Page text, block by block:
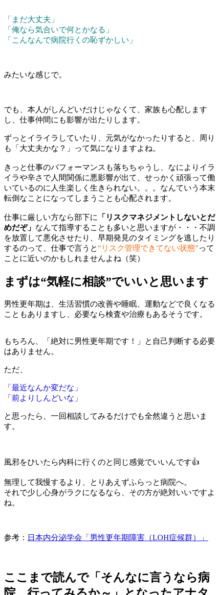
「まだ大丈夫」
「俺なら気合いで何とかなる」
「こんなんで病院行くの恥ずかしい」
みたいな感じで。
でも、本人がしんどいだけじゃなくて、家族も心配します
し、仕事仲間にも影響が出たりします。
ずっとイライラしていたり、元気がなかったりすると、周り
も「大丈夫かな？」って気になりますよね。
きっと仕事のパフォーマンスも落ちちゃうし、なによりイラ
イラや辛さで人間関係に悪影響が出て、せっかく頑張って働
いているのに人生楽しく生きられない。。。なんていう本末
転倒なことになってしまうことも心配されます。
仕事に厳しい方なら部下に
「リスクマネジメントしないとだ
めだぞ」 なんて指導することも多いと思いますが・・・不調
を放置して悪化させたり、早期発見のタイミングを逃したり
するのって、仕事で言うと“リスク管理できてない状態”って
ことに近いのかもしれませんよね（笑）
まずは“気軽に相談”でいいと思います
男性更年期は、生活習慣の改善や睡眠、運動などで良くなる
こともありますし、必要なら検査や治療もあるそうです。
もちろん、「絶対に男性更年期です！」と自己判断する必要
はありません。
ただ、
「最近なんか変だな」
「前よりしんどいな」
と思ったら、一回相談してみるだけでも全然違うと思いま
す。
風邪をひいたら内科に行くのと同じ感覚でいいんです👍
無理して我慢するより、とりあえずふらっと病院へ。
それで少し心身がラクになるなら、その方が絶対いいですよ
ね。
参考： 日本内分泌学会「男性更年期障害（LOH症候群）」
ここまで読んで「そんなに言うなら病